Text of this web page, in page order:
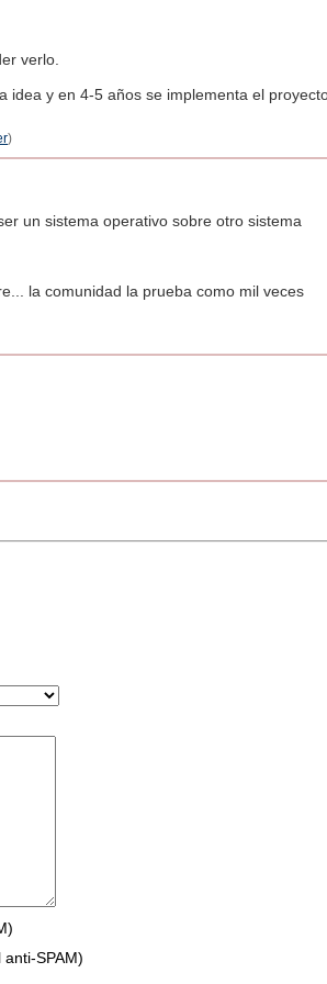
verlo.
idea y en 4-5 años se implementa el
)
un sistema operativo sobre otro sistema
la comunidad la prueba como mil veces
anti-SPAM)